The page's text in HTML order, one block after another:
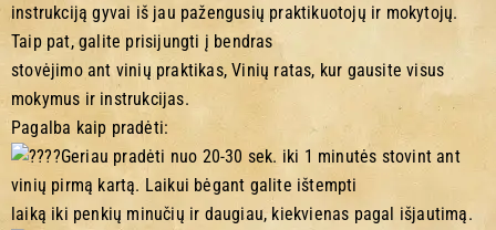
instrukciją gyvai iš jau pažengusių praktikuotojų ir mokytojų.
Taip pat, galite prisijungti į bendras
stovėjimo ant vinių praktikas, Vinių ratas, kur gausite visus
mokymus ir instrukcijas.
Pagalba kaip pradėti:
Geriau pradėti nuo 20-30 sek. iki 1 minutės stovint ant
vinių pirmą kartą. Laikui bėgant galite ištempti
laiką iki penkių minučių ir daugiau, kiekvienas pagal išjautimą.